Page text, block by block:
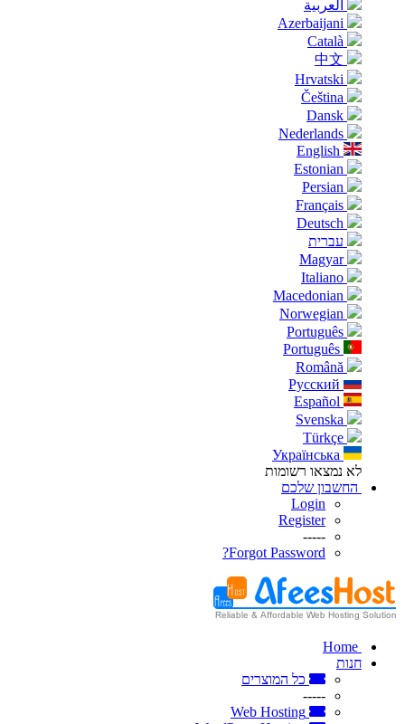
العربية
Azerbaijani
Català
中文
Hrvatski
Čeština
Dansk
Nederlands
English
Estonian
Persian
Français
Deutsch
עברית
Magyar
Italiano
Macedonian
Norwegian
Português
Português
Română
Русский
Español
Svenska
Türkçe
Українська
לא נמצאו רשומות
החשבון שלכם
Login
Register
-----
Forgot Password?
Home
חנות
כל המוצרים
-----